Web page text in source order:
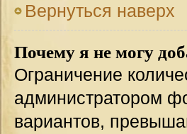
Вернуться наверх
Почему я не могу
Ограничение
администратором
вариантов,